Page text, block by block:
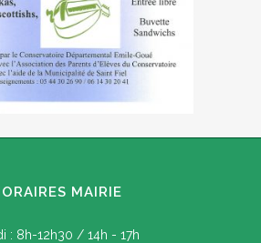
MAIRIE
: 8h-12h30 / 14h - 17h